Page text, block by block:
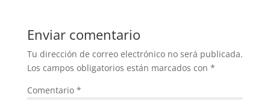
Enviar comentario
Tu dirección de correo electrónico no será publicada.
Los campos obligatorios están marcados con *
Comentario *